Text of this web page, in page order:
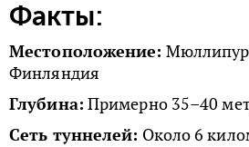
Факты:
Местоположение:
Финляндия
Глубина: Примерно 35–40
Сеть туннелей: Около 6